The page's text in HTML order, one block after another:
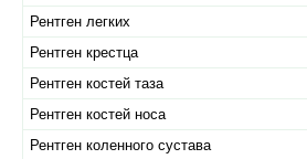
Рентген легких
Рентген крестца
Рентген костей таза
Рентген костей носа
Рентген коленного сустава